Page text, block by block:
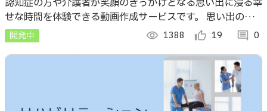
認知症の方や介護者が笑顔のきっかけとなる思い出に浸る幸
せな時間を体験できる動画作成サービスです。 思い出の写
真をLINEへ入力すると、大切にしている思い出が蘇るここ
ろが温かくなるような動画を作成します
開発中 visibility 1388 thumb_up_alt 19 comment 0